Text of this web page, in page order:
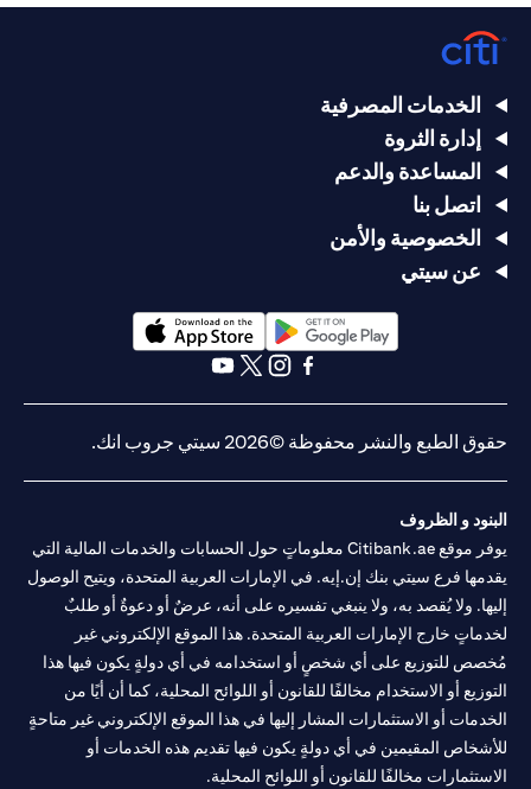
الخدمات المصرفية
إدارة الثروة
المساعدة والدعم
اتصل بنا
الخصوصية والأمن
عن سيتي
opens in a new tab
opens in a new tab
حقوق الطبع والنشر محفوظة ©2026 سيتي جروب انك.
البنود و الظروف
يوفر موقع Citibank.ae معلوماتٍ حول الحسابات والخدمات المالية التي
يقدمها فرع سيتي بنك إن.إيه. في الإمارات العربية المتحدة، ويتيح الوصول
إليها. ولا يُقصد به، ولا ينبغي تفسيره على أنه، عرضٌ أو دعوةٌ أو طلبٌ
لخدماتٍ خارج الإمارات العربية المتحدة. هذا الموقع الإلكتروني غير
مُخصص للتوزيع على أي شخصٍ أو استخدامه في أي دولةٍ يكون فيها هذا
التوزيع أو الاستخدام مخالفًا للقانون أو اللوائح المحلية، كما أن أيًا من
الخدمات أو الاستثمارات المشار إليها في هذا الموقع الإلكتروني غير متاحةٍ
للأشخاص المقيمين في أي دولةٍ يكون فيها تقديم هذه الخدمات أو
الاستثمارات مخالفًا للقانون أو اللوائح المحلية.